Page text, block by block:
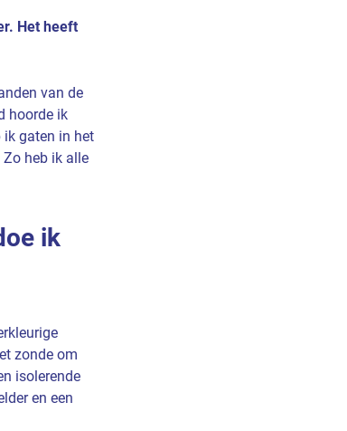
Het heeft
van de
hoorde ik
ik gaten in het
heb ik alle
ik
zonde om
isolerende
en een